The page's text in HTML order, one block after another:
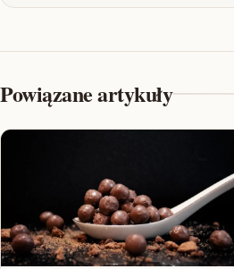
Powiązane artykuły